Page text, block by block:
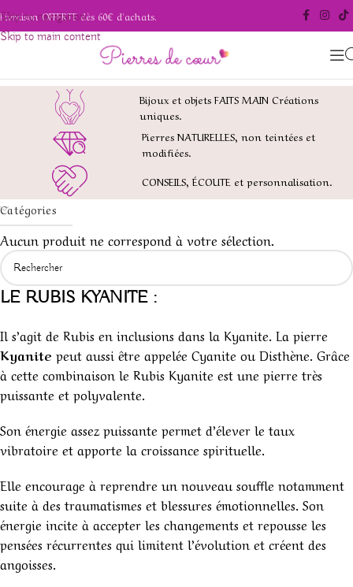
Skip to navigation
Skip to main content
Livraison OFFERTE dès 60€ d'achats.
Bijoux et objets FAITS MAIN Créations
uniques.
Pierres NATURELLES, non teintées et
modifiées.
CONSEILS, ÉCOUTE et personnalisation.
Catégories
Aucun produit ne correspond à votre sélection.
LE RUBIS KYANITE :
Il s’agit de Rubis en inclusions dans la Kyanite. La pierre
Kyanite peut aussi être appelée Cyanite ou Disthène. Grâce
à cette combinaison le Rubis Kyanite est une pierre très
puissante et polyvalente.
Son énergie assez puissante permet d’élever le taux
vibratoire et apporte la croissance spirituelle.
Elle encourage à reprendre un nouveau souffle notamment
suite à des traumatismes et blessures émotionnelles. Son
énergie incite à accepter les changements et repousse les
pensées récurrentes qui limitent l’évolution et créent des
angoisses.